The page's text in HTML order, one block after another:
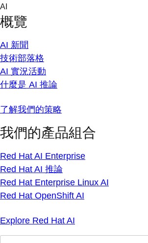
Skip
content
AI
概覽
AI 新聞
技術部落格
AI 實況活動
什麼是 AI 推論
了解我們的策略
我們的產品組合
Red Hat AI Enterprise
Red Hat AI 推論
Red Hat Enterprise Linux AI
Red Hat OpenShift AI
Explore Red Hat AI